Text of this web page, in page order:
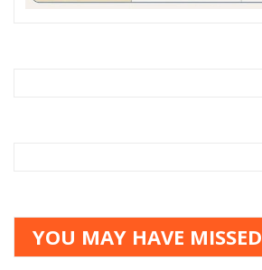
YOU MAY HAVE MISSED